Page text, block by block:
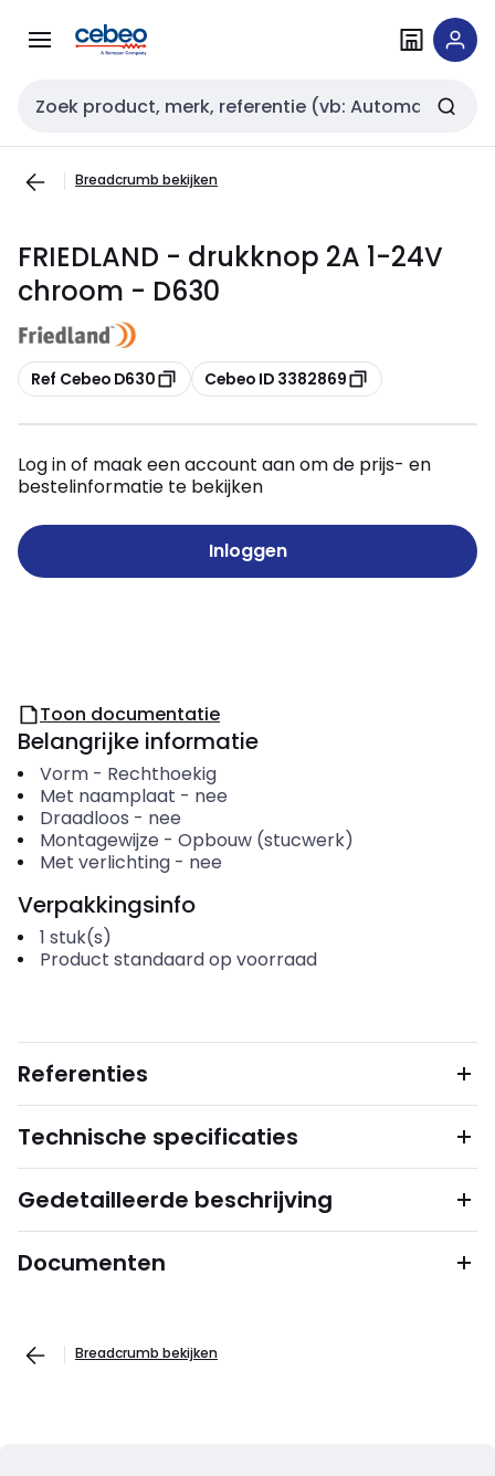
naar
naar
Zoekveld invoer
Breadcrumb bekijken
FRIEDLAND - drukknop 2A 1-24V
chroom - D630
Kopiëren
Ref Cebeo D630 Kopiëren
Cebeo ID 3382869
Log in of maak een account aan om de prijs- en
bestelinformatie te bekijken
Inloggen
Toon documentatie
Belangrijke informatie
Vorm- Rechthoekig
Met naamplaat - nee
Draadloos - nee
Montagewijze - Opbouw (stucwerk)
Met verlichting- nee
Verpakkingsinfo
1 stuk(s)
Product standaard op voorraad
Referenties
Technische specificaties
Gedetailleerde beschrijving
Documenten
Breadcrumb bekijken